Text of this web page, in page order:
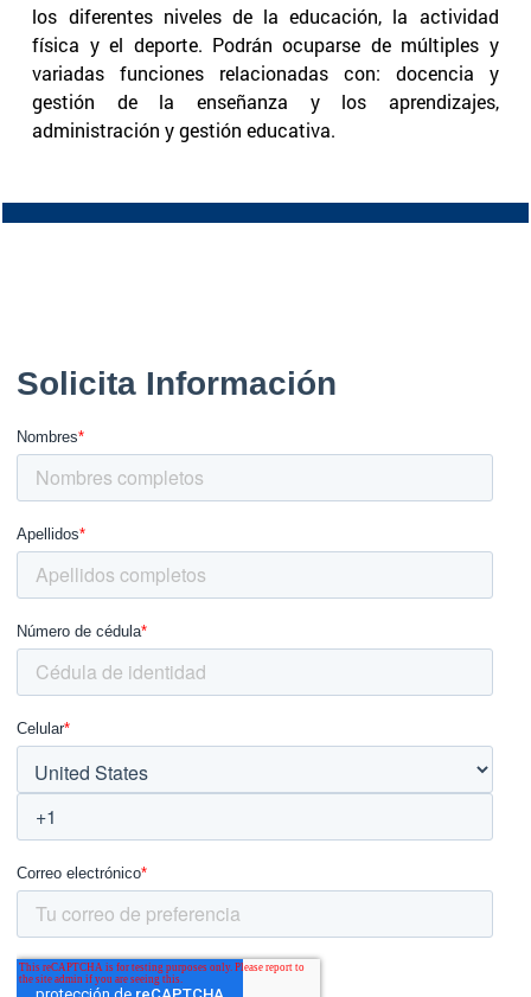
los diferentes niveles de la educación, la actividad
física y el deporte. Podrán ocuparse de múltiples y
variadas funciones relacionadas con: docencia y
gestión de la enseñanza y los aprendizajes,
administración y gestión educativa.